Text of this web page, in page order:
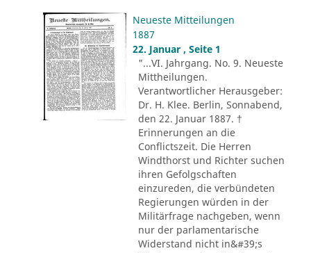
Neueste Mitteilungen
1887
22. Januar , Seite 1
"...VI. Jahrgang. No. 9. Neueste
Mittheilungen.
Verantwortlicher Herausgeber:
Dr. H. Klee. Berlin, Sonnabend,
den 22. Januar 1887. †
Erinnerungen an die
Conflictszeit. Die Herren
Windthorst und Richter suchen
ihren Gefolgschaften
einzureden, die verbündeten
Regierungen würden in der
Militärfrage nachgeben, wenn
nur der parlamentarische
Widerstand nicht in&#39;s